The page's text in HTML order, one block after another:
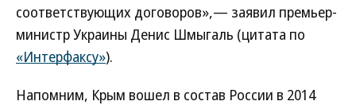
соответствующих договоров»,— заявил премьер-
министр Украины Денис Шмыгаль (цитата по
«Интерфаксу»).
Напомним, Крым вошел в состав России в 2014